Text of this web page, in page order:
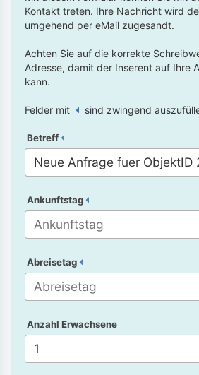
Kontakt treten. Ihre Nachricht wird
umgehend per eMail zugesandt.
Achten Sie auf die korrekte
Adresse, damit der Inserent auf Ihre
kann.
Felder mit sind zwingend
Betreff
Ankunftstag
Abreisetag
Anzahl Erwachsene